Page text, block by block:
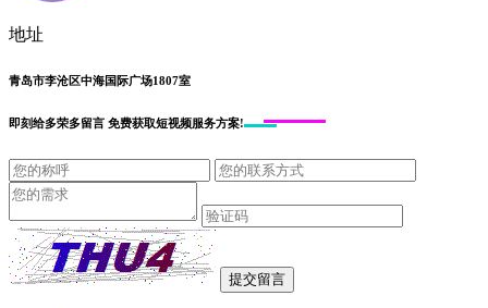
地址
青岛市李沧区中海国际广场1807室
即刻给多荣多留言 免费获取短视频服务方案!